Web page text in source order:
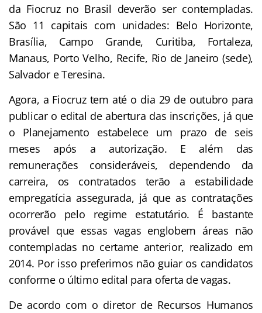
da Fiocruz no Brasil deverão ser contempladas.
São 11 capitais com unidades: Belo Horizonte,
Brasília, Campo Grande, Curitiba, Fortaleza,
Manaus, Porto Velho, Recife, Rio de Janeiro (sede),
Salvador e Teresina.
Agora, a Fiocruz tem até o dia 29 de outubro para
publicar o edital de abertura das inscrições, já que
o Planejamento estabelece um prazo de seis
meses após a autorização. E além das
remunerações consideráveis, dependendo da
carreira, os contratados terão a estabilidade
empregatícia assegurada, já que as contratações
ocorrerão pelo regime estatutário. É bastante
provável que essas vagas englobem áreas não
contempladas no certame anterior, realizado em
2014. Por isso preferimos não guiar os candidatos
conforme o último edital para oferta de vagas.
De acordo com o diretor de Recursos Humanos